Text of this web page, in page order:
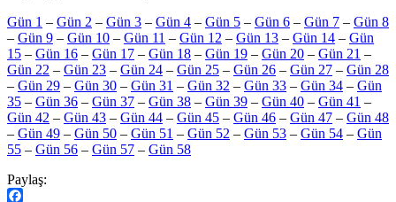
Gün 1 – Gün 2 – Gün 3 – Gün 4 – Gün 5 – Gün 6 – Gün 7 – Gün 8
– Gün 9 – Gün 10 – Gün 11 – Gün 12 – Gün 13 – Gün 14 – Gün
15 – Gün 16 – Gün 17 – Gün 18 – Gün 19 – Gün 20 – Gün 21 –
Gün 22 – Gün 23 – Gün 24 – Gün 25 – Gün 26 – Gün 27 – Gün 28
– Gün 29 – Gün 30 – Gün 31 – Gün 32 – Gün 33 – Gün 34 – Gün
35 – Gün 36 – Gün 37 – Gün 38 – Gün 39 – Gün 40 – Gün 41 –
Gün 42 – Gün 43 – Gün 44 – Gün 45 – Gün 46 – Gün 47 – Gün 48
– Gün 49 – Gün 50 – Gün 51 – Gün 52 – Gün 53 – Gün 54 – Gün
55 – Gün 56 – Gün 57 – Gün 58
Paylaş: